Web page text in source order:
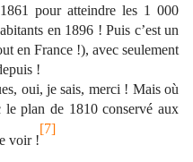
pour atteindre les 1 000
en 1896 ! Puis c’est un
en France !), avec seulement
!
oui, je sais, merci ! Mais où
plan de 1810 conservé aux
voir !
[7]